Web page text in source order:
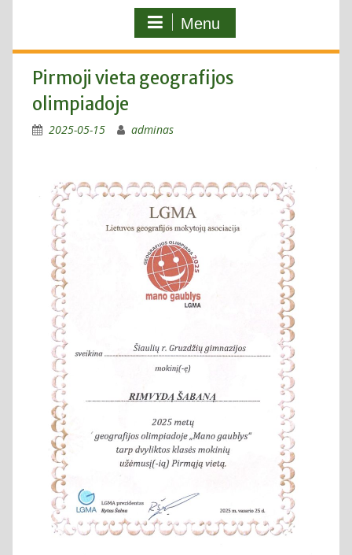
Menu
Pirmoji vieta geografijos
olimpiadoje
2025-05-15 adminas